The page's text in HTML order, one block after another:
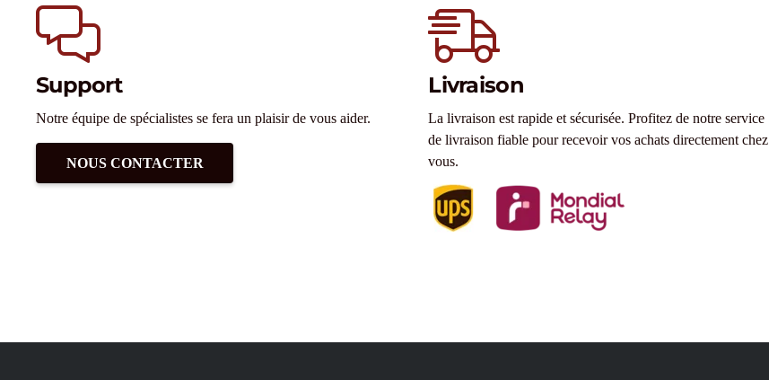
Support
Notre équipe de spécialistes se fera un plaisir de vous aider.
NOUS CONTACTER
Livraison
La livraison est rapide et sécurisée. Profitez de notre service
de livraison fiable pour recevoir vos achats directement chez
vous.